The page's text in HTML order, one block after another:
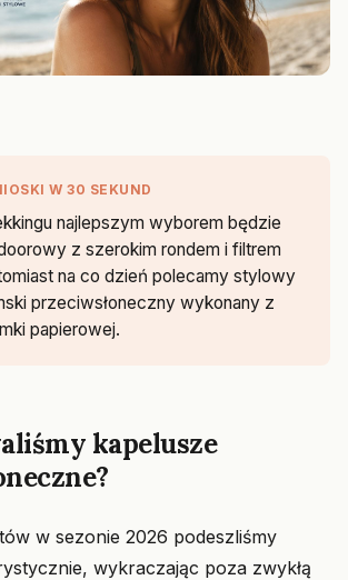
W 30 SEKUND
najlepszym wyborem będzie
z szerokim rondem i filtrem
na co dzień polecamy stylowy
przeciwsłoneczny wykonany z
papierowej.
kapelusze
w sezonie 2026 podeszliśmy
wykraczając poza zwykłą